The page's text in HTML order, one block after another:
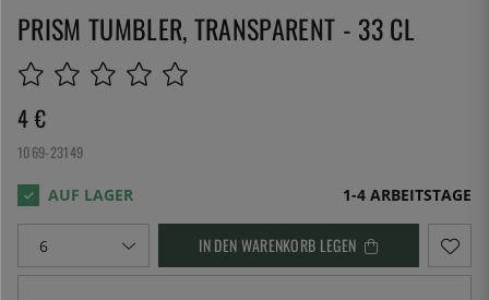
PRISM TUMBLER, TRANSPARENT - 33 CL
4 €
1069-23149
1-4 ARBEITSTAGE
IN DEN WARENKORB LEGEN